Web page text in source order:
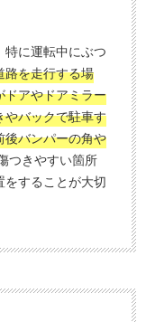
特に運転中にぶつ
路を走行する場
ドアやドアミラー
やバックで駐車す
後バンパーの角や
つきやすい箇所
をすることが大切